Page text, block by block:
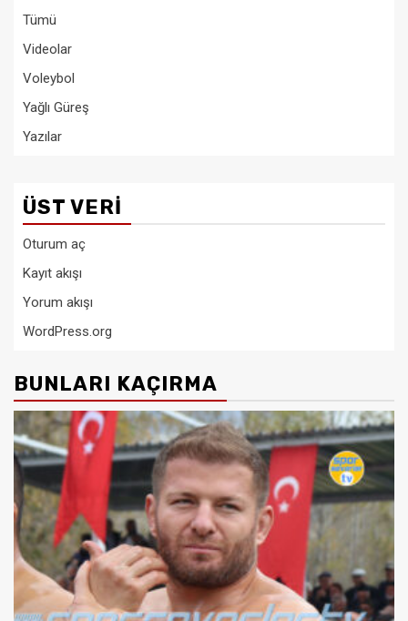
Tümü
Videolar
Voleybol
Yağlı Güreş
Yazılar
ÜST VERI
Oturum aç
Kayıt akışı
Yorum akışı
WordPress.org
BUNLARI KAÇIRMA